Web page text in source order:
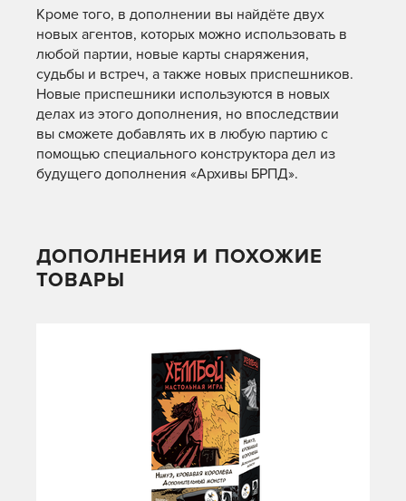
Кроме того, в дополнении вы найдёте двух
новых агентов, которых можно использовать в
любой партии, новые карты снаряжения,
судьбы и встреч, а также новых приспешников.
Новые приспешники используются в новых
делах из этого дополнения, но впоследствии
вы сможете добавлять их в любую партию с
помощью специального конструктора дел из
будущего дополнения «Архивы БРПД».
ДОПОЛНЕНИЯ И ПОХОЖИЕ
ТОВАРЫ